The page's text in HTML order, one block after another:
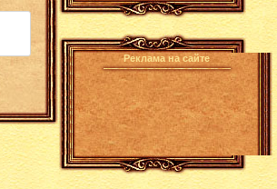
Реклама на сайте